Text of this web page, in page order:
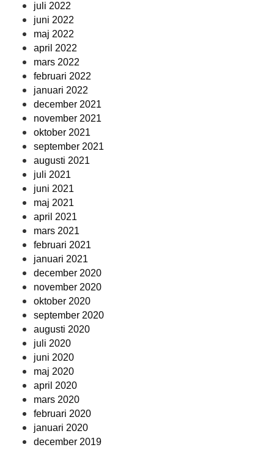
juli 2022
juni 2022
maj 2022
april 2022
mars 2022
februari 2022
januari 2022
december 2021
november 2021
oktober 2021
september 2021
augusti 2021
juli 2021
juni 2021
maj 2021
april 2021
mars 2021
februari 2021
januari 2021
december 2020
november 2020
oktober 2020
september 2020
augusti 2020
juli 2020
juni 2020
maj 2020
april 2020
mars 2020
februari 2020
januari 2020
december 2019